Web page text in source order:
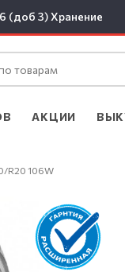
(доб 3)Хранение
АКЦИИ
R20 106W